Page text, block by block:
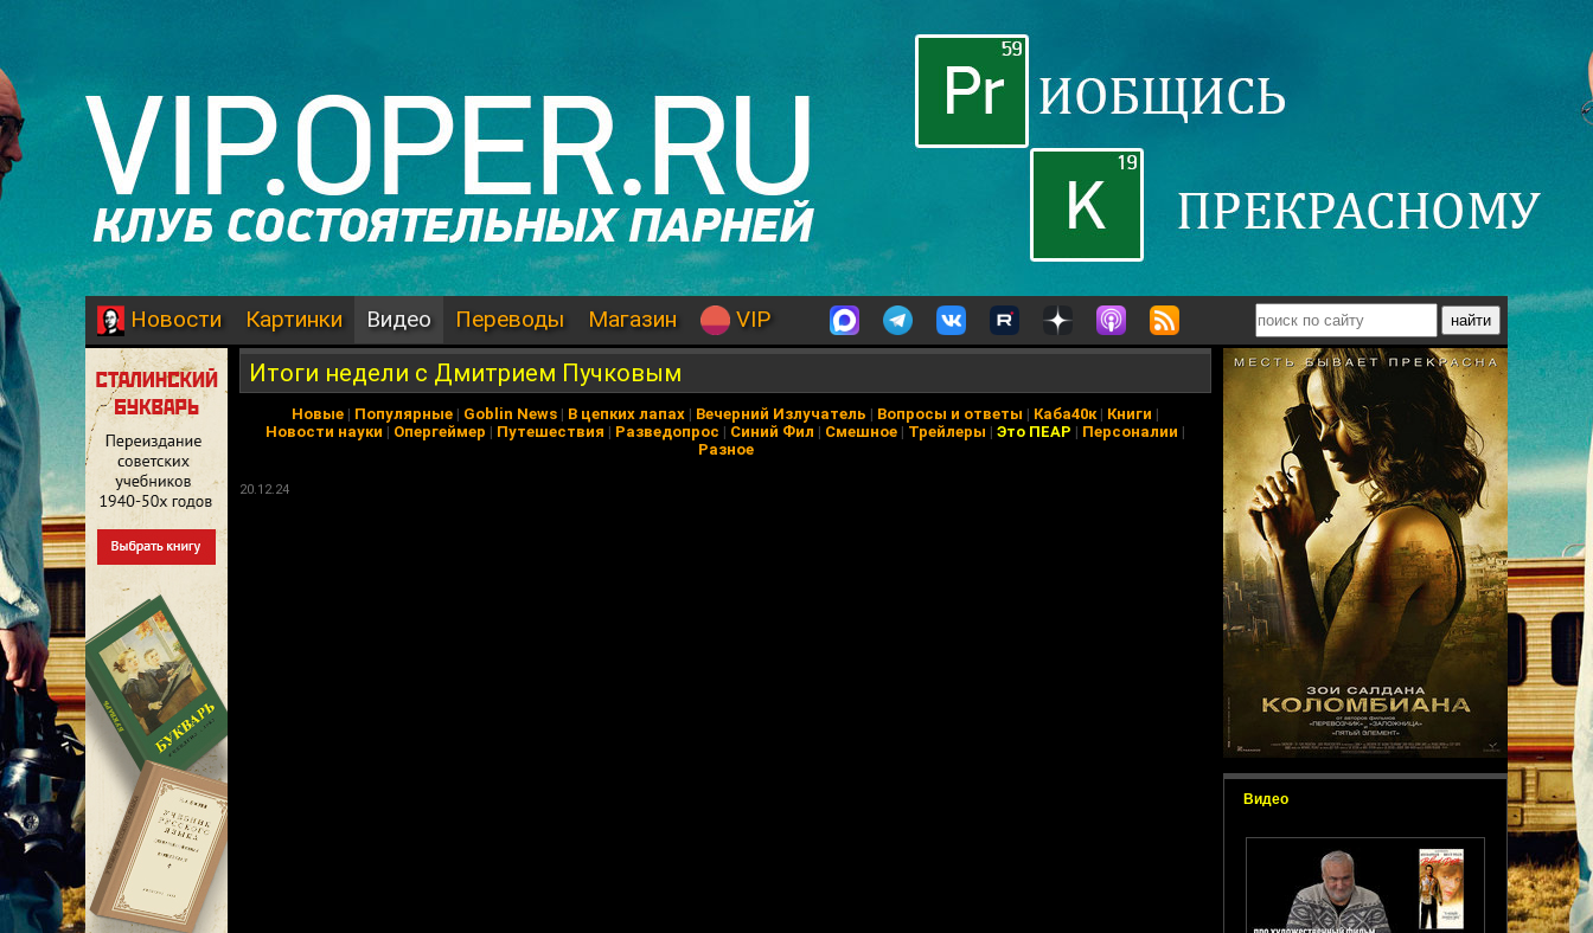
Новости Картинки Видео Переводы Магазин VIP
Видео
Итоги недели с Дмитрием Пучковым
Новые | Популярные | Goblin News | В цепких лапах | Вечерний Излучатель | Вопросы и ответы | Каба40к| Книги |
Новости науки | Опергеймер | Путешествия | Разведопрос | Синий Фил | Смешное | Трейлеры | Это ПЕАР | Персоналии |
Разное
20.12.24